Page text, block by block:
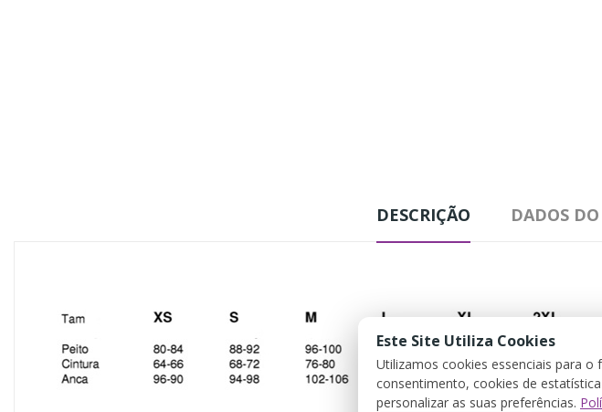
DESCRIÇÃO DADOS
Este Site Utiliza Cookies
Utilizamos cookies essenciais para
consentimento, cookies de
personalizar as suas preferências.